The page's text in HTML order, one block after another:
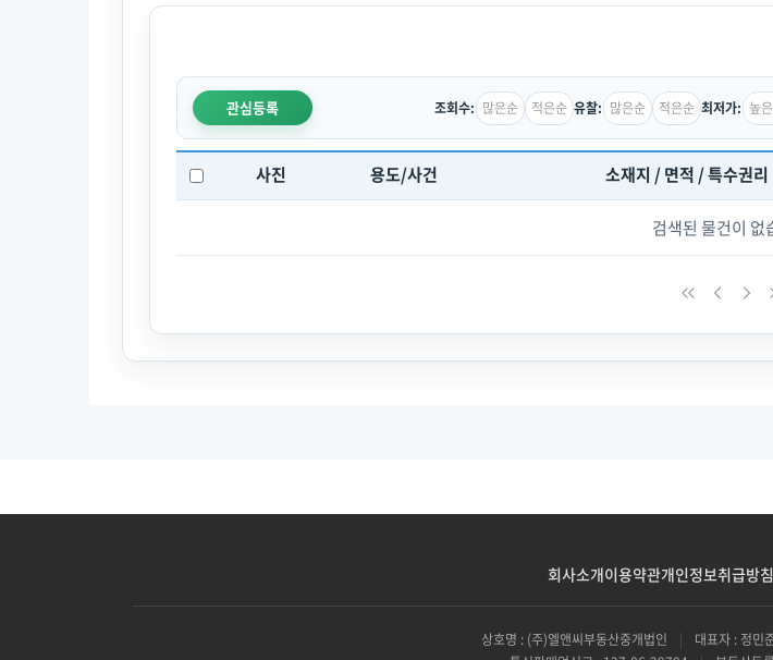
관심등록 조회수: 많은순 적은순 유찰: 많은순 적은순 최저가: 높
사진 용도/사건 소재지 / 면적 / 특수권리
검색된 물건이 없
회사소개이용약관개인정보취급방침
상호명 : (주)엘앤씨부동산중개법인 | 대표자 : 정민